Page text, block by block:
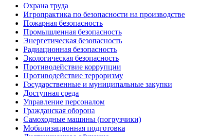
Охрана труда
Игропрактика по безопасности на производстве
Пожарная безопасность
Промышленная безопасность
Энергетическая безопасность
Радиационная безопасность
Экологическая безопасность
Противодействие коррупции
Противодействие терроризму
Государственные и муниципальные закупки
Доступная среда
Управление персоналом
Гражданская оборона
Самоходные машины (погрузчики)
Мобилизационная подготовка